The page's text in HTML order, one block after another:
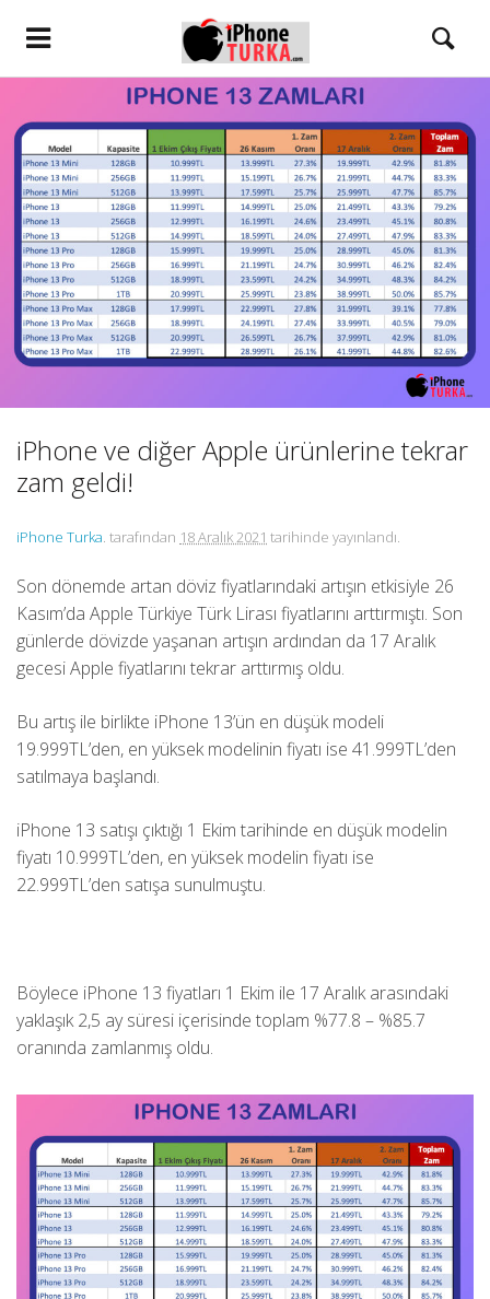
iPhone ve diğer Apple ürünlerine tekrar
zam geldi!
iPhone Turka . tarafından 18 Aralık 2021 tarihinde yayınlandı.
Son dönemde artan döviz fiyatlarındaki artışın etkisiyle 26
Kasım’da Apple Türkiye Türk Lirası fiyatlarını arttırmıştı. Son
günlerde dövizde yaşanan artışın ardından da 17 Aralık
gecesi Apple fiyatlarını tekrar arttırmış oldu.
Bu artış ile birlikte iPhone 13’ün en düşük modeli
19.999TL’den, en yüksek modelinin fiyatı ise 41.999TL’den
satılmaya başlandı.
iPhone 13 satışı çıktığı 1 Ekim tarihinde en düşük modelin
fiyatı 10.999TL’den, en yüksek modelin fiyatı ise
22.999TL’den satışa sunulmuştu.
Böylece iPhone 13 fiyatları 1 Ekim ile 17 Aralık arasındaki
yaklaşık 2,5 ay süresi içerisinde toplam %77.8 – %85.7
oranında zamlanmış oldu.